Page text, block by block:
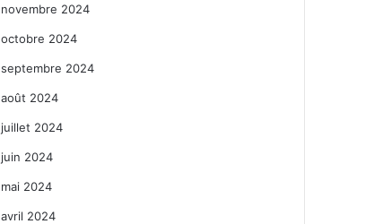
novembre 2024
octobre 2024
septembre 2024
août 2024
juillet 2024
juin 2024
mai 2024
avril 2024